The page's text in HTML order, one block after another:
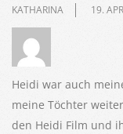
KATHARINA 19.
Heidi war auch
meine Töchter
den Heidi Film und